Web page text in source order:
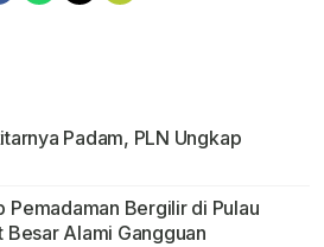
Padam, PLN Ungkap
Pemadaman Bergilir di Pulau
Alami Gangguan